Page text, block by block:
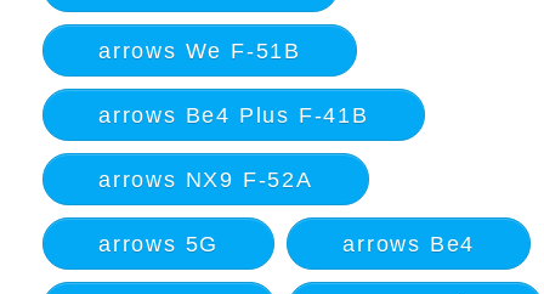
arrows We F-51B
arrows Be4 Plus F-41B
arrows NX9 F-52A
arrows 5G arrows Be4